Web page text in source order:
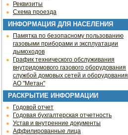
Реквизиты
Схема проезда
ИНФОРМАЦИЯ ДЛЯ НАСЕЛЕНИЯ
Памятка по безопасному пользованию
газовыми приборами и эксплуатации
дымоходов
График технического обслуживания
внутридомового газового оборудования
службой домовых сетей и оборудования
АО "Метан"
РАСКРЫТИЕ ИНФОРМАЦИИ
Годовой отчет
Годовая бухгалтерская отчетность
Устав и внутренние документы
Аффилированные лица